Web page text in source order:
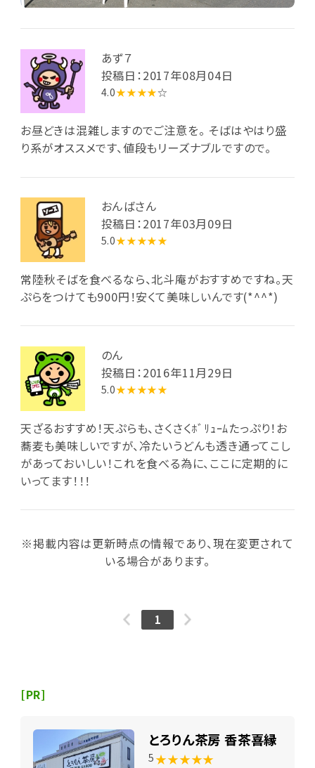
あず７
投稿日：2017年08月04日
4.0★★★★☆
お昼どきは混雑しますのでご注意を。 そばはやはり盛
り系がオススメです、値段もリーズナブルですので。
おんばさん
投稿日：2017年03月09日
5.0★★★★★
常陸秋そばを食べるなら、北斗庵がおすすめですね。天
ぷらをつけても900円！安くて美味しいんです(*^^*)
のん
投稿日：2016年11月29日
5.0★★★★★
天ざるおすすめ！天ぷらも、さくさくﾎﾞﾘｭｰﾑたっぷり！お
蕎麦も美味しいですが、冷たいうどんも透き通ってこし
があっておいしい！これを食べる為に、ここに定期的に
いってます！！！
※掲載内容は更新時点の情報であり、現在変更されて
いる場合があります。
1
[PR]
とろりん茶房 香茶喜縁
5 ★★★★★